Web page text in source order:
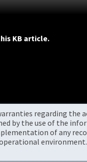
KB article.
regarding
by the use of the
of any